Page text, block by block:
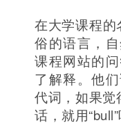
在大学课程的
俗的语言，
课程网站的
了解释。他
代词，如果觉
话，就用